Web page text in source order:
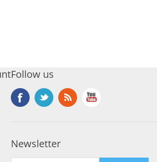
Follow us
Newsletter